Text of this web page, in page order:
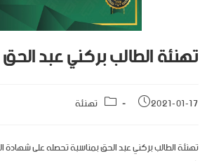
تهنئة الطالب بركني عبد الحق
2021-01-17
تهنئة
تهنئة الطالب بركني عبد الحق بمناسبة تحصله على شهادة